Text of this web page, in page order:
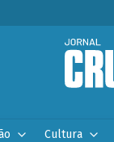
Cultura